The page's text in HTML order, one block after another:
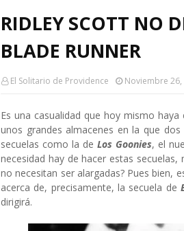
RIDLEY SCOTT NO
BLADE RUNNER
El Solitario de Providence Noviembre 26,
Es una casualidad que hoy mismo
unos grandes almacenes en la que
secuelas como la de Los Goonies, el
necesidad hay de hacer estas
no necesitan ser alargadas? Pues bien,
acerca de, precisamente, la secuela de
dirigirá.